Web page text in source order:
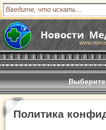
Выберите
Политика